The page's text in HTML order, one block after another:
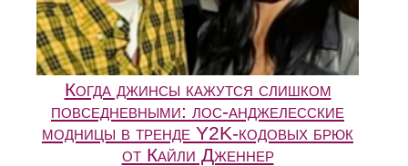
Когда джинсы кажутся слишком
повседневными: лос-анджелесские
модницы в тренде Y2K-кодовых брюк
от Кайли Дженнер